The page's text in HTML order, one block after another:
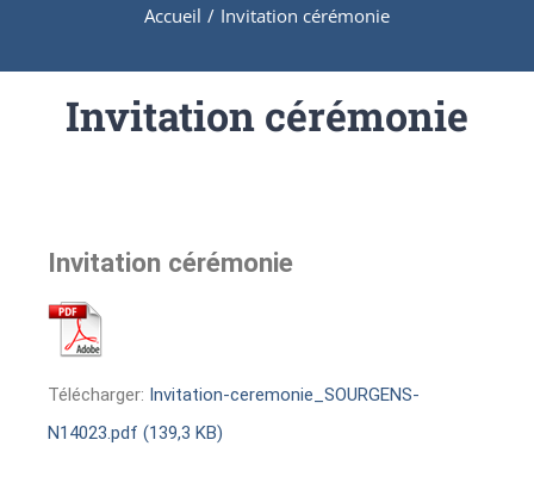
Accueil / Invitation cérémonie
Invitation cérémonie
Invitation cérémonie
Télécharger: Invitation-ceremonie_SOURGENS-
N14023.pdf (139,3 KB)